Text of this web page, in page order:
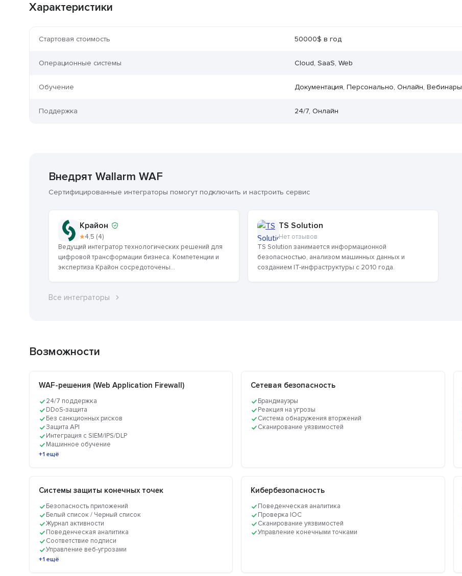
Характеристики
Стартовая стоимость 50000$ в год
Операционные системы Cloud, SaaS, Web
Обучение Документация, Персонально, Онлайн, Вебинары
Поддержка 24/7, Онлайн
Внедрят Wallarm WAF
Сертифицированные интеграторы помогут подключить и настроить сервис
Крайон
★4,5 (4)
Ведущий интегратор технологических решений для
цифровой трансформации бизнеса. Компетенции и
экспертиза Крайон сосредоточены...
TS Solution
Нет отзывов
TS Solution занимается информационной
безопасностью, анализом машинных данных и
созданием IT-инфраструктуры с 2010 года.
Все интеграторы
Возможности
WAF-решения (Web Application Firewall)
24/7 поддержка
DDoS‑защита
Без санкционных рисков
Защита API
Интеграция с SIEM/IPS/DLP
Машинное обучение
+1 ещё
Сетевая безопасность
Брандмауэры
Реакция на угрозы
Система обнаружения вторжений
Сканирование уязвимостей
Системы защиты конечных точек
Безопасность приложений
Белый список / Черный список
Журнал активности
Поведенческая аналитика
Соответствие подписи
Управление веб-угрозами
+1 ещё
Кибербезопасность
Поведенческая аналитика
Проверка IOC
Сканирование уязвимостей
Управление конечными точками